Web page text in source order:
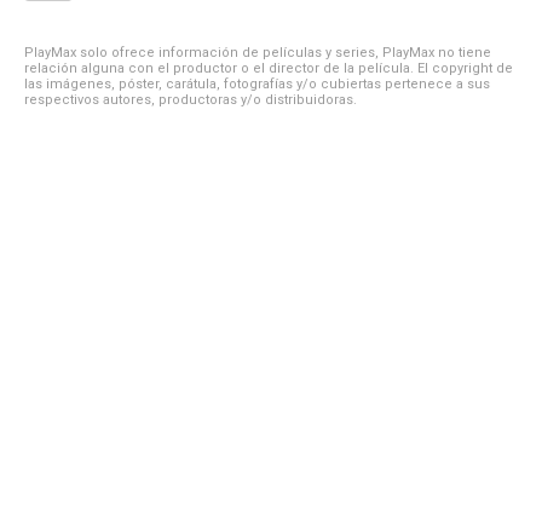
PlayMax solo ofrece información de películas y series, PlayMax no tiene
relación alguna con el productor o el director de la película. El copyright de
las imágenes, póster, carátula, fotografías y/o cubiertas pertenece a sus
respectivos autores, productoras y/o distribuidoras.